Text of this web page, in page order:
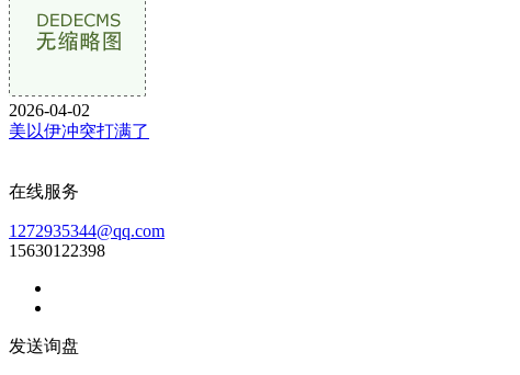
2026-04-02
美以伊冲突打满了
在线服务
1272935344@qq.com
15630122398
发送询盘